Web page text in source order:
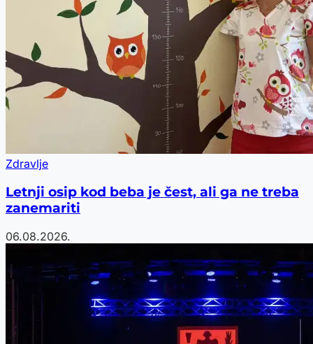
Zdravlje
Letnji osip kod beba je čest, ali ga ne treba
zanemariti
06.08.2026.